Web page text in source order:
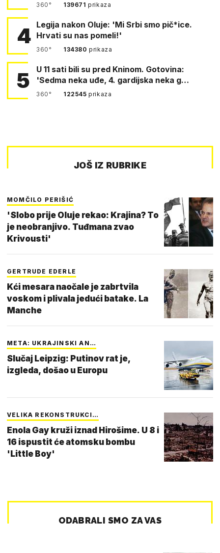
360° 139671prikaza
4 Legija nakon Oluje: 'Mi Srbi smo pič*ice.
Hrvati su nas pomeli!'
360° 134380prikaza
5
U 11 sati bili su pred Kninom. Gotovina:
'Sedma neka uđe, 4. gardijska neka g…
360° 122545prikaza
JOŠ IZ RUBRIKE
MOMČILO PERIŠIĆ
'Slobo prije Oluje rekao: Krajina? To
je neobranjivo. Tuđmana zvao
Krivousti'
GERTRUDE EDERLE
Kći mesara naočale je zabrtvila
voskom i plivala jedući batake. La
Manche
META: UKRAJINSKI AN…
Slučaj Leipzig: Putinov rat je,
izgleda, došao u Europu
VELIKA REKONSTRUKCI…
Enola Gay kruži iznad Hirošime. U 8 i
16 ispustit će atomsku bombu
'Little Boy'